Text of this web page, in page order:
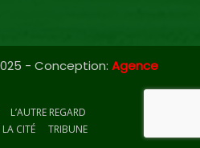
- Conception: Agence
L’AUTRE REGARD
CITÉ TRIBUNE